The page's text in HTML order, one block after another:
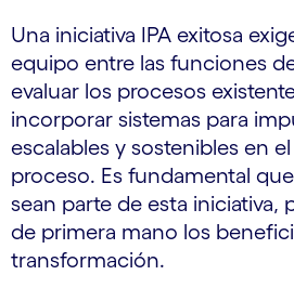
Una iniciativa IPA exitosa
equipo entre las funciones
evaluar los procesos
incorporar sistemas para
escalables y sostenibles en
proceso. Es fundamental
sean parte de esta iniciativa,
de primera mano los
transformación.